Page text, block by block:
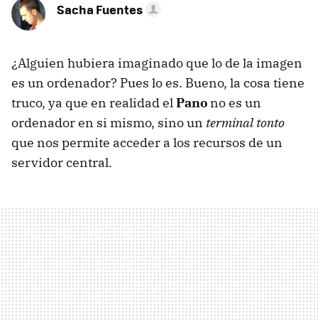
Sacha Fuentes
¿Alguien hubiera imaginado que lo de la imagen
es un ordenador? Pues lo es. Bueno, la cosa tiene
truco, ya que en realidad elPano no es un
ordenador en si mismo, sino un terminal tonto
que nos permite acceder a los recursos de un
servidor central.